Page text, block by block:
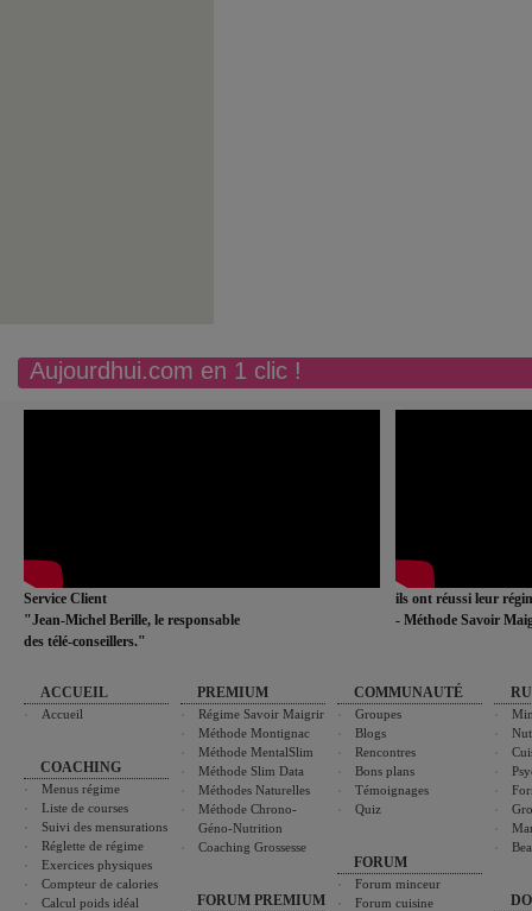
Aujourdhui.com en 1 clic !
Service Client
"Jean-Michel Berille, le responsable
des télé-conseillers."
ils ont réussi leur
- Méthode Savoir
ACCUEIL
Accueil
COACHING
Menus régime
Liste de courses
Suivi des mensurations
Réglette de régime
Exercices physiques
Compteur de calories
Calcul poids idéal
PREMIUM
Régime Savoir Maigrir
Méthode Montignac
Méthode MentalSlim
Méthode Slim Data
Méthodes Naturelles
Méthode Chrono-
Géno-Nutrition
Coaching Grossesse
FORUM PREMIUM
COMMUNAUTÉ
Groupes
Blogs
Rencontres
Bons plans
Témoignages
Quiz
FORUM
Forum minceur
Forum cuisine